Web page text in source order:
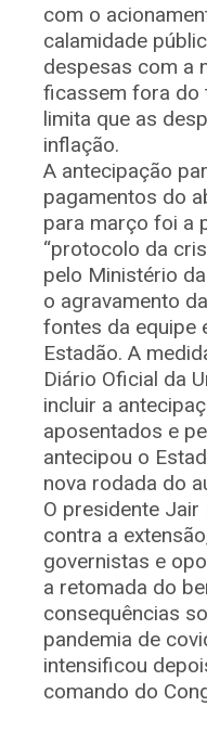
com o
calamidade
despesas com a
ficassem fora do
limita que as
inflação.
A antecipação
pagamentos do
para março foi a
“protocolo da
pelo Ministério
o agravamento
fontes da equipe
Estadão. A
Diário Oficial da
incluir a
aposentados e
antecipou o
nova rodada do
O presidente
contra a
governistas e
a retomada do
consequências
pandemia de
intensificou
comando do